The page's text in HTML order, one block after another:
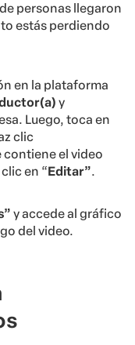
personas llegaron
estás perdiendo
en la plataforma
y
Luego, toca en
clic
contiene el video
en “Editar”.
y accede al gráfico
del video.